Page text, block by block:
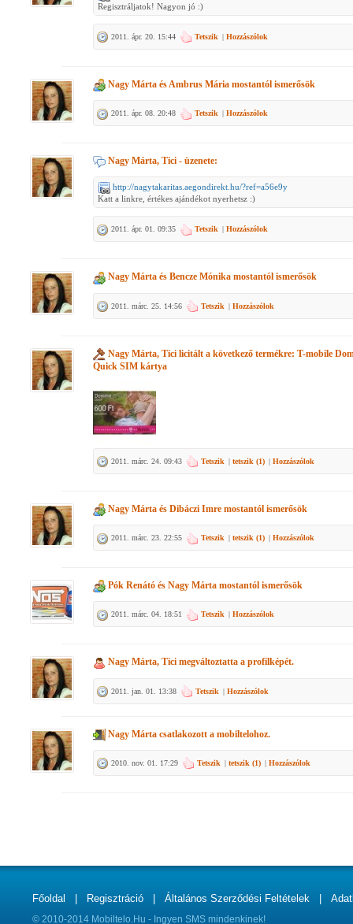
Regisztráljatok! Nagyon jó :)
2011. ápr. 20. 15:44 Tetszik | Hozzászólok
Nagy Márta és Ambrus Mária mostantól ismerősök
2011. ápr. 08. 20:48 Tetszik | Hozzászólok
Nagy Márta, Tici - üzenete:
http://nagytakaritas.aegondirekt.hu/?ref=a56e9y
Katt a linkre, értékes ajándékot nyerhetsz :)
2011. ápr. 01. 09:35 Tetszik | Hozzászólok
Nagy Márta és Bencze Mónika mostantól ismerősök
2011. márc. 25. 14:56 Tetszik | Hozzászólok
Nagy Márta, Tici licitált a következő termékre: T-mobile
Quick SIM kártya
2011. márc. 24. 09:43 Tetszik | tetszik (1) | Hozzászólok
Nagy Márta és Dibáczi Imre mostantól ismerősök
2011. márc. 23. 22:55 Tetszik | tetszik (1) | Hozzászólok
Pók Renátó és Nagy Márta mostantól ismerősök
2011. márc. 04. 18:51 Tetszik | Hozzászólok
Nagy Márta, Tici megváltoztatta a profilképét.
2011. jan. 01. 13:38 Tetszik | Hozzászólok
Nagy Márta csatlakozott a mobiltelohoz.
2010. nov. 01. 17:29 Tetszik | tetszik (1) | Hozzászólok
Főoldal Regisztráció Általános Szerződési Feltételek
© 2010-2014 Mobiltelo.Hu - Ingyen SMS mindenkinek!